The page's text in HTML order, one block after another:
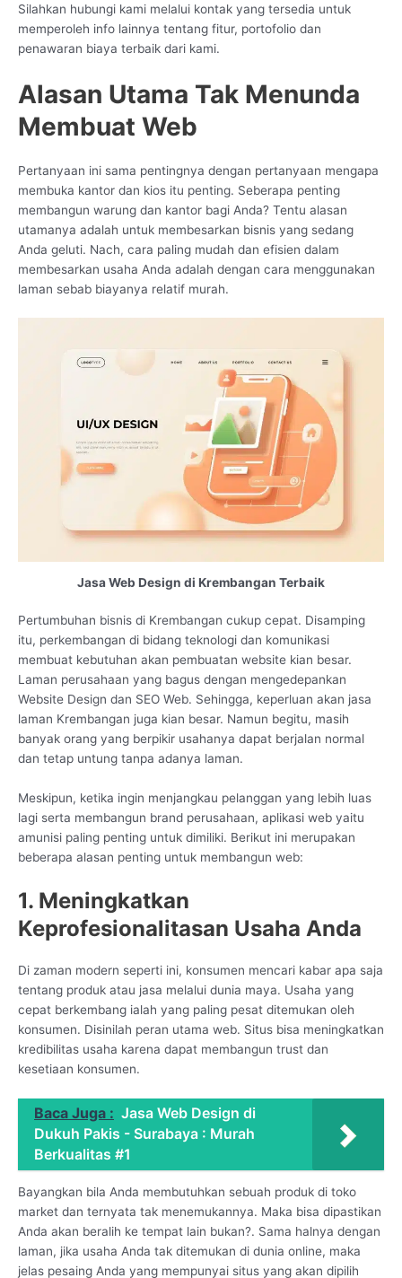
Silahkan hubungi kami melalui kontak yang tersedia untuk
memperoleh info lainnya tentang fitur, portofolio dan
penawaran biaya terbaik dari kami.
Alasan Utama Tak Menunda
Membuat Web
Pertanyaan ini sama pentingnya dengan pertanyaan mengapa
membuka kantor dan kios itu penting. Seberapa penting
membangun warung dan kantor bagi Anda? Tentu alasan
utamanya adalah untuk membesarkan bisnis yang sedang
Anda geluti. Nach, cara paling mudah dan efisien dalam
membesarkan usaha Anda adalah dengan cara menggunakan
laman sebab biayanya relatif murah.
Jasa Web Design di Krembangan Terbaik
Pertumbuhan bisnis di Krembangan cukup cepat. Disamping
itu, perkembangan di bidang teknologi dan komunikasi
membuat kebutuhan akan pembuatan website kian besar.
Laman perusahaan yang bagus dengan mengedepankan
Website Design dan SEO Web. Sehingga, keperluan akan jasa
laman Krembangan juga kian besar. Namun begitu, masih
banyak orang yang berpikir usahanya dapat berjalan normal
dan tetap untung tanpa adanya laman.
Meskipun, ketika ingin menjangkau pelanggan yang lebih luas
lagi serta membangun brand perusahaan, aplikasi web yaitu
amunisi paling penting untuk dimiliki. Berikut ini merupakan
beberapa alasan penting untuk membangun web:
1. Meningkatkan
Keprofesionalitasan Usaha Anda
Di zaman modern seperti ini, konsumen mencari kabar apa saja
tentang produk atau jasa melalui dunia maya. Usaha yang
cepat berkembang ialah yang paling pesat ditemukan oleh
konsumen. Disinilah peran utama web. Situs bisa meningkatkan
kredibilitas usaha karena dapat membangun trust dan
kesetiaan konsumen.
Baca Juga : Jasa Web Design di
Dukuh Pakis - Surabaya : Murah
Berkualitas #1
Bayangkan bila Anda membutuhkan sebuah produk di toko
market dan ternyata tak menemukannya. Maka bisa dipastikan
Anda akan beralih ke tempat lain bukan?. Sama halnya dengan
laman, jika usaha Anda tak ditemukan di dunia online, maka
jelas pesaing Anda yang mempunyai situs yang akan dipilih